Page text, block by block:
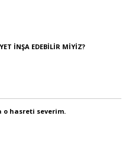
İNŞA EDEBİLİR MİYİZ?
o hasreti severim.